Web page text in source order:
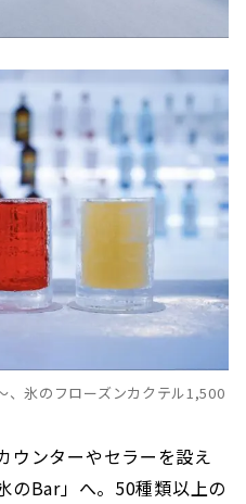
、氷のフローズンカクテル1,500
ウンターやセラーを設え
のBar」へ。50種類以上の